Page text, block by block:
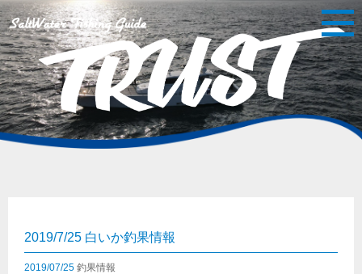
2019/7/25 白いか釣果情報
2019/07/25 釣果情報